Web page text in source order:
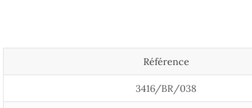
Référence
3416/BR/038